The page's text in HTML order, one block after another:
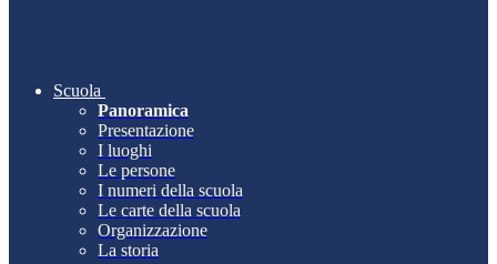
Scuola
Panoramica
Presentazione
I luoghi
Le persone
I numeri della scuola
Le carte della scuola
Organizzazione
La storia